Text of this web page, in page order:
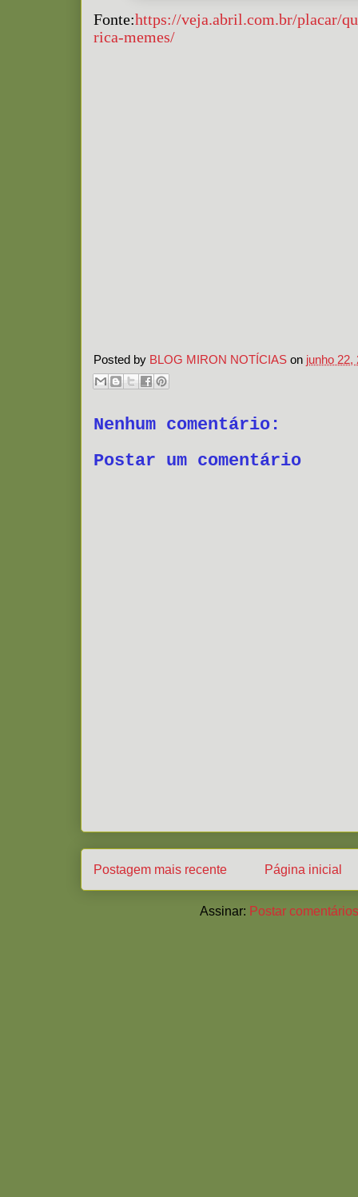
Fonte:https://veja.abril.com.br/placar/
rica-memes/
Posted by BLOG MIRON NOTÍCIAS on junho 22,
Nenhum comentário:
Postar um comentário
Postagem mais recente Página inicial
Assinar: Postar